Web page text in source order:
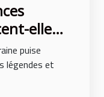
elles
?
puise
légendes et